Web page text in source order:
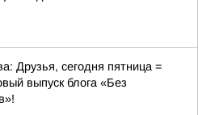
Друзья, сегодня пятница =
выпуск блога «Без